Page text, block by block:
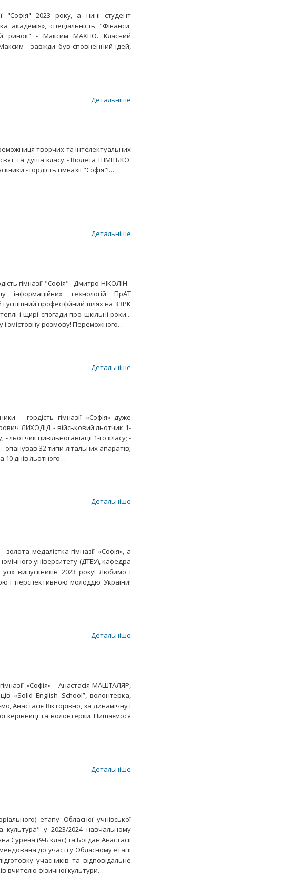
"Софія" 2023 року, а нині студент
академія», спеціальність "Фінанси,
ринок" - Максим МАХНО. Класний
- завжди був сповненний ідей,
Детальніше
творчих та інтелектуальних
та душа класу - Віолета ШМІТЬКО.
- гордість гімназії "Софія"!…
Детальніше
гімназії "Софія" - Дмитро НІКОЛІН -
інформаційних технологій ПрАТ
успішний професіфйний шлях на ЗЗРК
і щирі спогади про шкільні роки...
і змістовну розмову! Переможного…
Детальніше
– гордість гімназії «Софія» дуже
ЛИХОДІД: - військовий льотчик 1-
льотчик цивільної авіації 1-го класу; -
опанував 32 типи літальних апаратів;
10 днів льотного…
Детальніше
медалістка гімназії «Софія», а
університету (ДТЕУ), кафедра
випускників 2023 року! Любимо і
і перспективною молоддю України!
Детальніше
«Софія» - Анастасія МАШТАЛЯР,
«Solid English School”, волонтерка,
Анастасіє Вікторівно, за динамічну і
керівниці та волонтерки. Пишаємося
Детальніше
етапу Обласної учнівської
культура" у 2023/2024 навчальному
Сурена (9-Б клас) та Богдан Анастасії
до участі у Обласному етапі
учасників та відповідальне
вчителю фізичної культури…